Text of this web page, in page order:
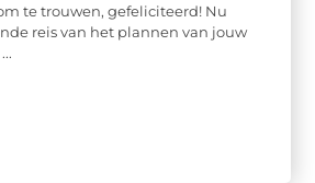
te trouwen, gefeliciteerd! Nu
reis van het plannen van jouw